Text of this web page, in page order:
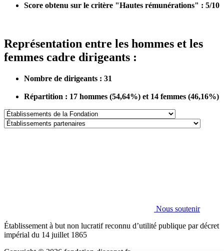
Score obtenu sur le critère "Hautes rémunérations" : 5/10
Représentation entre les hommes et les
femmes cadre dirigeants :
Nombre de dirigeants : 31
Répartition : 17 hommes (54,64%) et 14 femmes (46,16%)
Établissements
de
la
Établissements
Nous soutenir
Établissement à but non lucratif reconnu d’utilité publique par décret
impérial du 14 juillet 1865